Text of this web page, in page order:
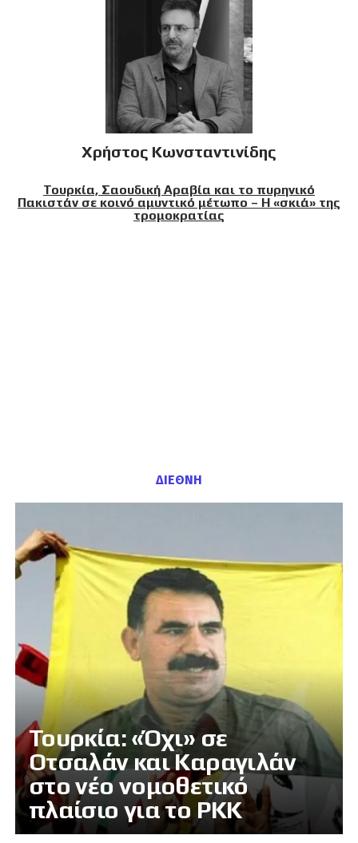
Χρήστος Κωνσταντινίδης
Τουρκία, Σαουδική Αραβία και το πυρηνικό
Πακιστάν σε κοινό αμυντικό μέτωπο – Η «σκιά» της
τρομοκρατίας
ΔΙΕΘΝΗ
Τουρκία: «Όχι» σε
Οτσαλάν και Καραγιλάν
στο νέο νομοθετικό
πλαίσιο για το PKK